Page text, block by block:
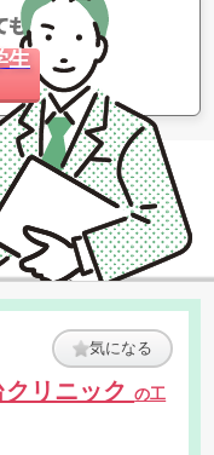
らう
生
。
次の30件 >>
気になる
リニックの工